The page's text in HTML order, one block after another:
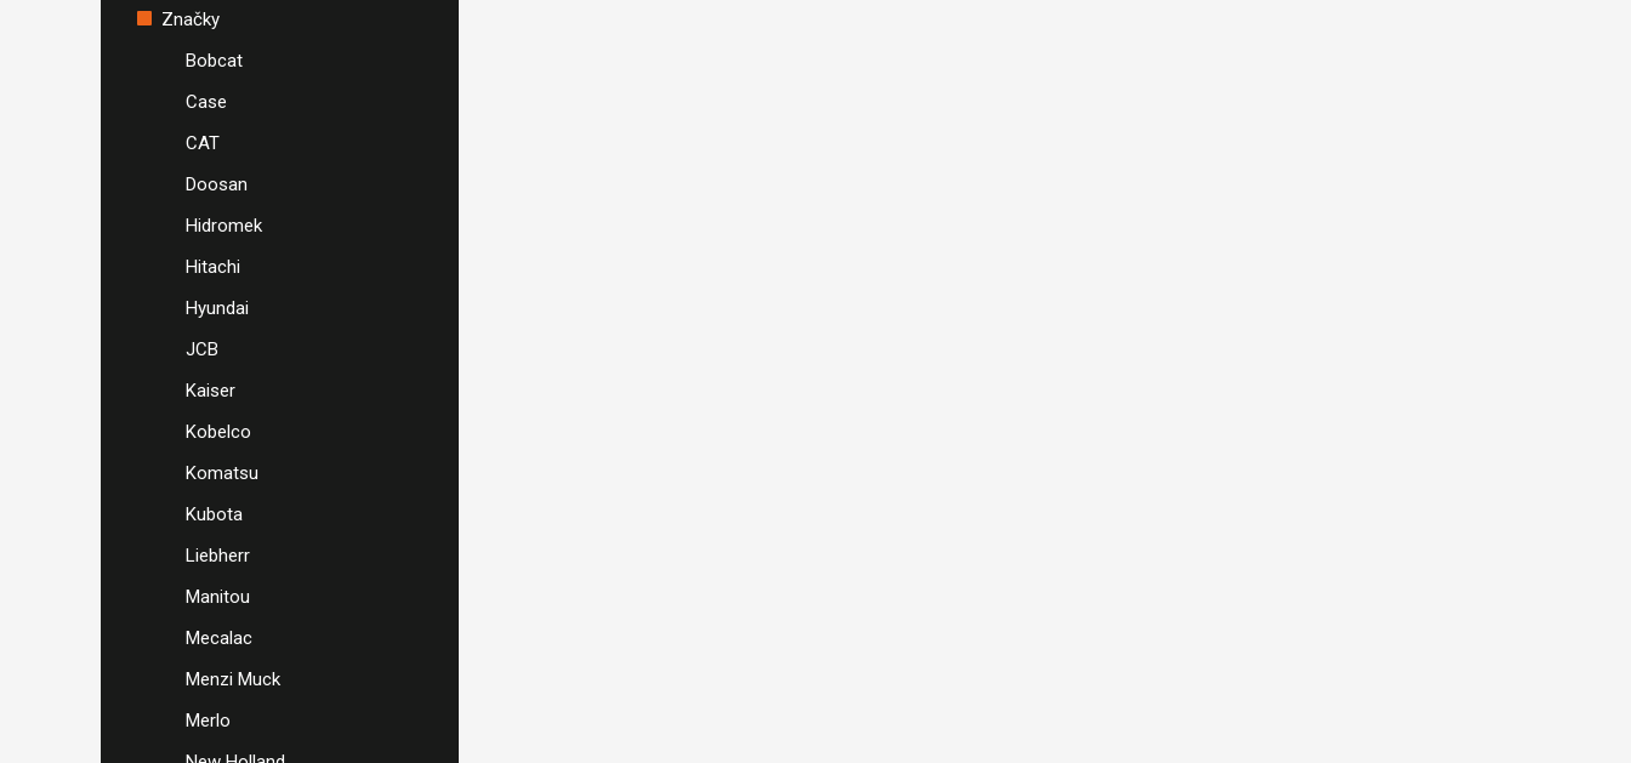
Značky
Bobcat
Case
CAT
Doosan
Hidromek
Hitachi
Hyundai
JCB
Kaiser
Kobelco
Komatsu
Kubota
Liebherr
Manitou
Mecalac
Menzi Muck
Merlo